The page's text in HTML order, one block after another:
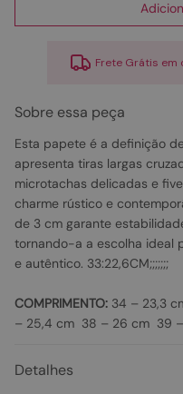
Frete Grátis em
Sobre essa peça
Esta papete é a definição
apresenta tiras largas
microtachas delicadas e
charme rústico e
de 3 cm garante
tornando-a a escolha ideal
e autêntico. 33:22,6CM;;;;;;;
COMPRIMENTO: 34 – 23,3
– 25,4 cm 38 – 26 cm 39
Detalhes